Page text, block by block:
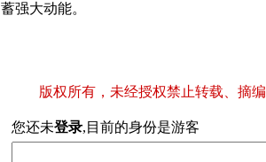
蓄强大动能。
版权所有，未经授权禁止转载、摘
您还未登录,目前的身份是游客